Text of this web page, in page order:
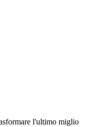
l'ultimo miglio